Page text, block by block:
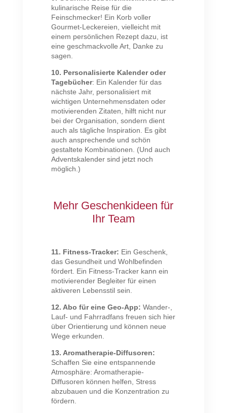
kulinarische Reise für die
Feinschmecker! Ein Korb voller
Gourmet-Leckereien, vielleicht mit
einem persönlichen Rezept dazu, ist
eine geschmackvolle Art, Danke zu
sagen.
10. Personalisierte Kalender oder
Tagebücher: Ein Kalender für das
nächste Jahr, personalisiert mit
wichtigen Unternehmensdaten oder
motivierenden Zitaten, hilft nicht nur
bei der Organisation, sondern dient
auch als tägliche Inspiration. Es gibt
auch ansprechende und schön
gestaltete Kombinationen. (Und auch
Adventskalender sind jetzt noch
möglich.)
Mehr Geschenkideen für
Ihr Team
11. Fitness-Tracker: Ein Geschenk,
das Gesundheit und Wohlbefinden
fördert. Ein Fitness-Tracker kann ein
motivierender Begleiter für einen
aktiveren Lebensstil sein.
12. Abo für eine Geo-App: Wander-,
Lauf- und Fahrradfans freuen sich hier
über Orientierung und können neue
Wege erkunden.
13. Aromatherapie-Diffusoren:
Schaffen Sie eine entspannende
Atmosphäre: Aromatherapie-
Diffusoren können helfen, Stress
abzubauen und die Konzentration zu
fördern.